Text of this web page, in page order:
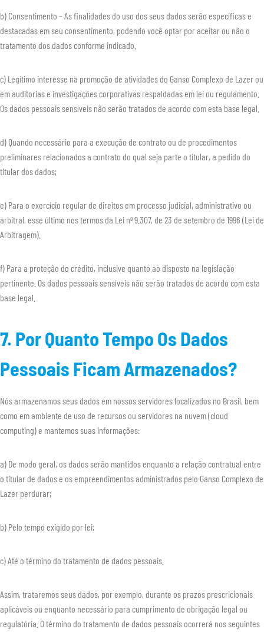
b) Consentimento – As finalidades do uso dos seus dados serão específicas e
destacadas em seu consentimento, podendo você optar por aceitar ou não o
tratamento dos dados conforme indicado.
c) Legítimo interesse na promoção de atividades do Ganso Complexo de Lazer ou
em auditorias e investigações corporativas respaldadas em lei ou regulamento.
Os dados pessoais sensíveis não serão tratados de acordo com esta base legal.
d) Quando necessário para a execução de contrato ou de procedimentos
preliminares relacionados a contrato do qual seja parte o titular, a pedido do
titular dos dados;
e) Para o exercício regular de direitos em processo judicial, administrativo ou
arbitral, esse último nos termos da Lei nº 9.307, de 23 de setembro de 1996 (Lei de
Arbitragem).
f) Para a proteção do crédito, inclusive quanto ao disposto na legislação
pertinente. Os dados pessoais sensíveis não serão tratados de acordo com esta
base legal.
7. Por Quanto Tempo Os Dados
Pessoais Ficam Armazenados?
Nós armazenamos seus dados em nossos servidores localizados no Brasil, bem
como em ambiente de uso de recursos ou servidores na nuvem (cloud
computing) e mantemos suas informações:
a) De modo geral, os dados serão mantidos enquanto a relação contratual entre
o titular de dados e os empreendimentos administrados pelo Ganso Complexo de
Lazer perdurar;
b) Pelo tempo exigido por lei;
c) Até o término do tratamento de dados pessoais.
Assim, trataremos seus dados, por exemplo, durante os prazos prescricionais
aplicáveis ou enquanto necessário para cumprimento de obrigação legal ou
regulatória. O término do tratamento de dados pessoais ocorrerá nos seguintes